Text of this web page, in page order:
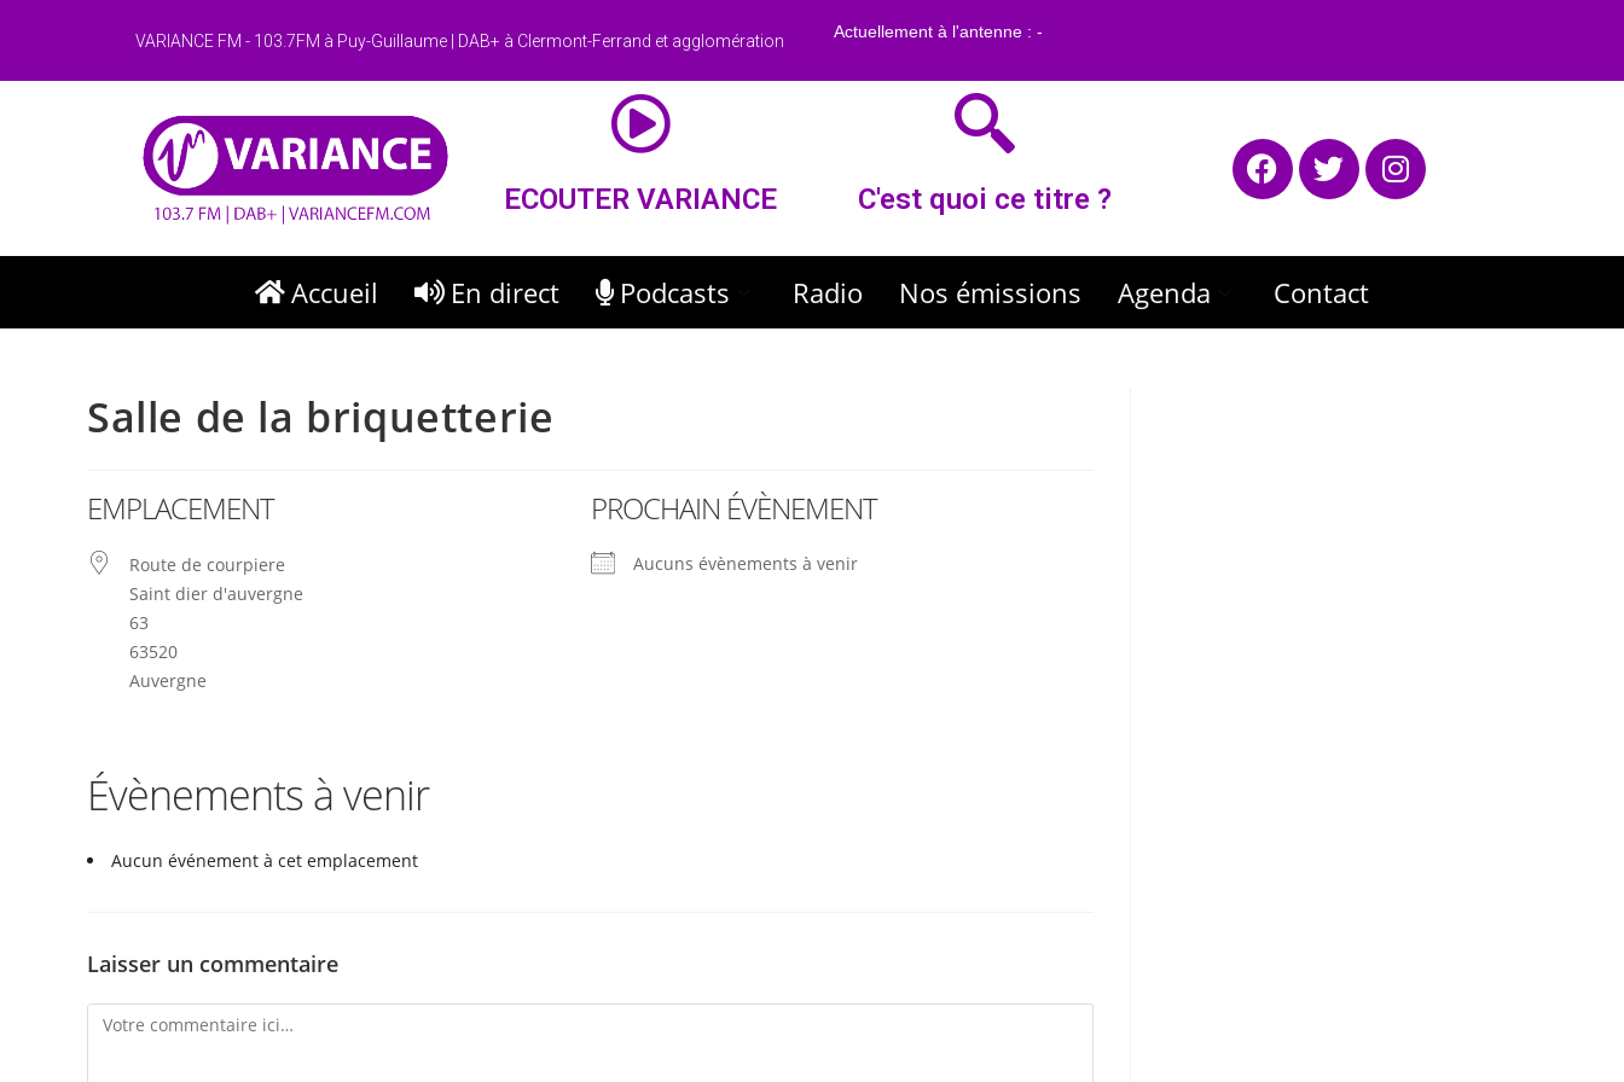
VARIANCE FM - 103.7FM à Puy-Guillaume | DAB+ à Clermont-Ferrand et agglomération
ECOUTER VARIANCE C'est quoi ce titre ?
Accueil En direct Podcasts Radio Nos émissions Agenda Contact
Salle de la briquetterie
EMPLACEMENT
Route de courpiere
Saint dier d'auvergne
63
63520
Auvergne
PROCHAIN ÉVÈNEMENT
Aucuns évènements à venir
Évènements à venir
Aucun événement à cet emplacement
Laisser un commentaire